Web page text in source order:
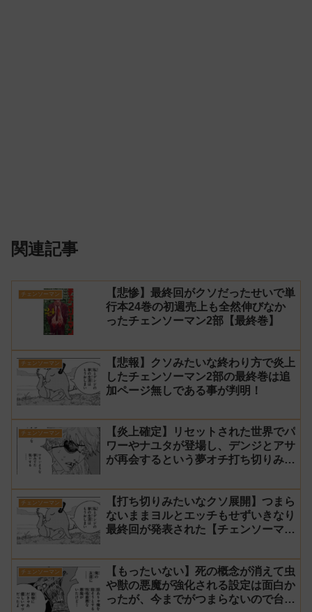
関連記事
チェンソーマン
【悲惨】最終回がクソだったせいで単
行本24巻の初週売上も全然伸びなか
ったチェンソーマン2部【最終巻】
チェンソーマン
【悲報】クソみたいな終わり方で炎上
したチェンソーマン2部の最終巻は追
加ページ無しである事が判明！
チェンソーマン
【炎上確定】リセットされた世界でパ
ワーやナユタが登場し、デンジとアサ
が再会するという夢オチ打ち切りみた
終回 感想】
チェンソーマン
【打ち切りみたいなクソ展開】つまら
ないままヨルとエッチもせずいきなり
最終回が発表された【チェンソーマン
チェンソーマン
【もったいない】死の概念が消えて虫
や獣の悪魔が強化される設定は面白か
ったが、今までがつまらないので台無